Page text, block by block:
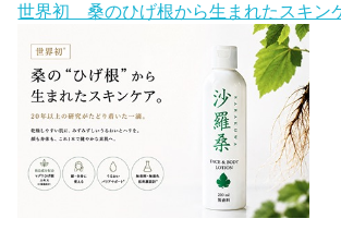
世界初 桑のひげ根から生まれたスキン